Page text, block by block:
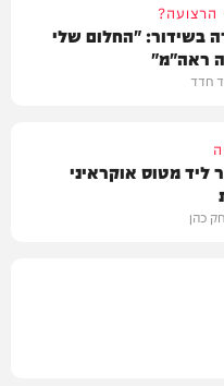
הרצועה?
בשידור: "החלום שלי
ראה"מ"
חדד
ליד מטוס אוקראיני
כהן